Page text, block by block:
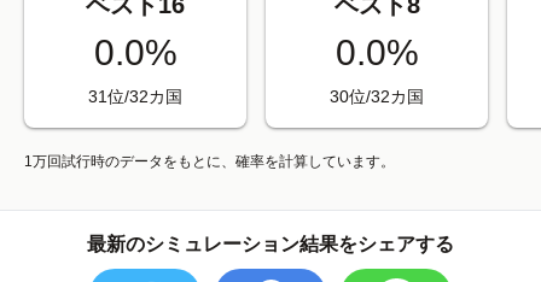
0.0%
31位/32カ国
0.0%
30位/32カ国
1万回試行時のデータをもとに、確率を計算しています。
最新のシミュレーション結果をシェアする